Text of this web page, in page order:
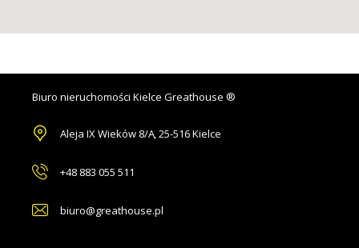
Biuro nieruchomości Kielce Greathouse ®
Aleja IX Wieków 8/A,25-516 Kielce
+48 883 055 511
biuro@greathouse.pl